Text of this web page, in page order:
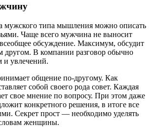
мужского типа мышления можно описать
Чаще всего мужчина не выносит
обсуждение. Максимум, обсудит
другом. В компании разговор обычно
и увлечений.
общение по-другому. Как
собой своего рода совет. Каждая
свое мнение по вопросу. При этом даже
конкретного решения, в итоге все
Секрет прост — необходимо уделять
женщины.